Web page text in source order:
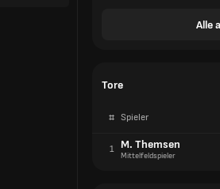
Alle
Tore
# Spieler
1 M. Themsen
Mittelfeldspieler